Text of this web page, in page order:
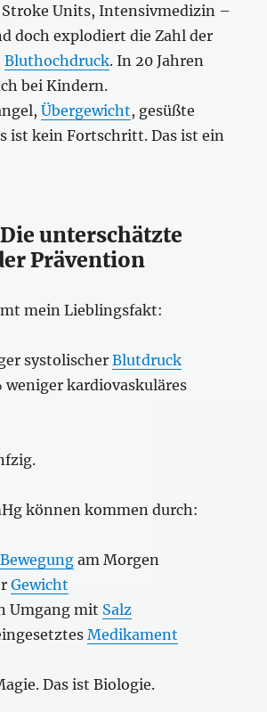
Units, Intensivmedizin –
doch explodiert die Zahl der
Bluthochdruck. In 20 Jahren
bei Kindern.
Übergewicht, gesüßte
ist kein Fortschritt. Das ist ein
unterschätzte
Prävention
mein Lieblingsfakt:
systolischerBlutdruck
weniger kardiovaskuläres
können kommen durch:
Bewegung am Morgen
Gewicht
Umgang mit Salz
Medikament
Das ist Biologie.